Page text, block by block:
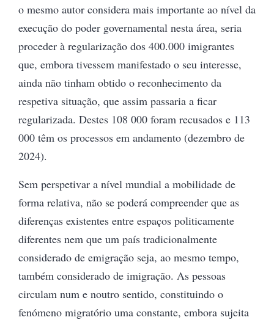
o mesmo autor considera mais importante ao nível da
execução do poder governamental nesta área, seria
proceder à regularização dos 400.000 imigrantes
que, embora tivessem manifestado o seu interesse,
ainda não tinham obtido o reconhecimento da
respetiva situação, que assim passaria a ficar
regularizada. Destes 108 000 foram recusados e 113
000 têm os processos em andamento (dezembro de
2024).
Sem perspetivar a nível mundial a mobilidade de
forma relativa, não se poderá compreender que as
diferenças existentes entre espaços politicamente
diferentes nem que um país tradicionalmente
considerado de emigração seja, ao mesmo tempo,
também considerado de imigração. As pessoas
circulam num e noutro sentido, constituindo o
fenómeno migratório uma constante, embora sujeita